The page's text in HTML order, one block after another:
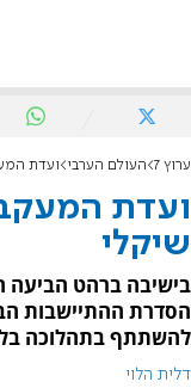
ערוץ 7 העולם הערבי ועדת
ועדת
שיקלי
בישיבה ברהט הביעה
הסדרת ההתיישבות
להשתתף בתהלוכה
דלית הלוי